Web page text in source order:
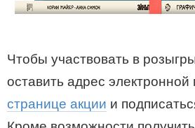
Чтобы участвовать в
оставить адрес
странице акции и